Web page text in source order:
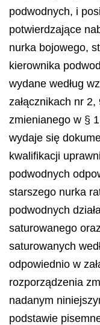
podwodnych, i
potwierdzające
nurka bojowego,
kierownika
wydane według
załącznikach nr
zmienianego w §
wydaje się
kwalifikacji
podwodnych
starszego nurka
podwodnych
saturowanego
saturowanych
odpowiednio w
rozporządzenia
nadanym
podstawie